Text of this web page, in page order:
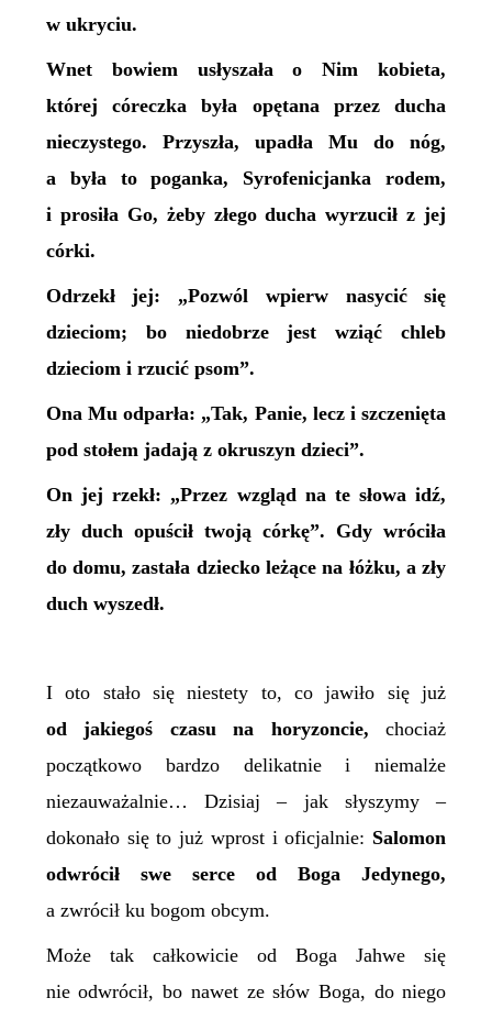
w ukryciu.
Wnet bowiem usłyszała o Nim kobieta,
której córeczka była opętana przez ducha
nieczystego. Przyszła, upadła Mu do nóg,
a była to poganka, Syrofenicjanka rodem,
i prosiła Go, żeby złego ducha wyrzucił z jej
córki.
Odrzekł jej: „Pozwól wpierw nasycić się
dzieciom; bo niedobrze jest wziąć chleb
dzieciom i rzucić psom”.
Ona Mu odparła: „Tak, Panie, lecz i szczenięta
pod stołem jadają z okruszyn dzieci”.
On jej rzekł: „Przez wzgląd na te słowa idź,
zły duch opuścił twoją córkę”. Gdy wróciła
do domu, zastała dziecko leżące na łóżku, a zły
duch wyszedł.
I oto stało się niestety to, co jawiło się już
od jakiegoś czasuna horyzoncie, chociaż
początkowo bardzo delikatnie i niemalże
niezauważalnie… Dzisiaj – jak słyszymy –
dokonało się to już wprost i oficjalnie: Salomon
odwrócił swe serce od Boga Jedynego,
a zwrócił ku bogom obcym.
Może tak całkowicie od Boga Jahwe się
nie odwrócił, bo nawet ze słów Boga, do niego